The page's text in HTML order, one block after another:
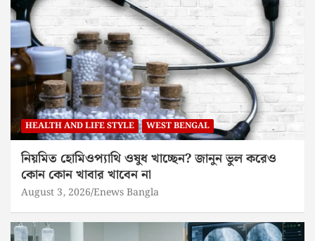
HEALTH AND LIFE STYLE WEST BENGAL
নিয়মিত হোমিওপ্যাথি ওষুধ খাচ্ছেন? জানুন ভুল করেও
কোন কোন খাবার খাবেন না
August 3, 2026 Enews Bangla